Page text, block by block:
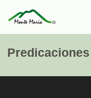
Predicaciones